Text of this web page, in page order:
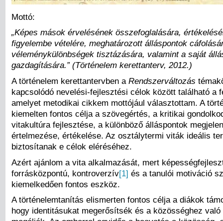
Mottó:
„Képes mások érvelésének összefoglalására,
figyelembe vételére, meghatározott álláspontok
véleménykülönbségek tisztázására, valamint a saját
gazdagítására.” (Történelem kerettanterv, 2012.)
A történelem kerettantervben a Rendszerváltozás
kapcsolódó nevelési-fejlesztési célok között található a
amelyet metodikai cikkem mottójául választottam. A
kiemelten fontos célja a szövegértés, a kritikai
vitakultúra fejlesztése, a különböző álláspontok
értelmezése, értékelése. Az osztálytermi viták ideális
biztosítanak e célok eléréséhez.
Azért ajánlom a vita alkalmazását, mert
forrásközpontú, kontroverzív[1] és a tanulói motiváció
kiemelkedően fontos eszköz.
A történelemtanítás elismerten fontos célja a diákok
hogy identitásukat megerősítsék és a közösséghez